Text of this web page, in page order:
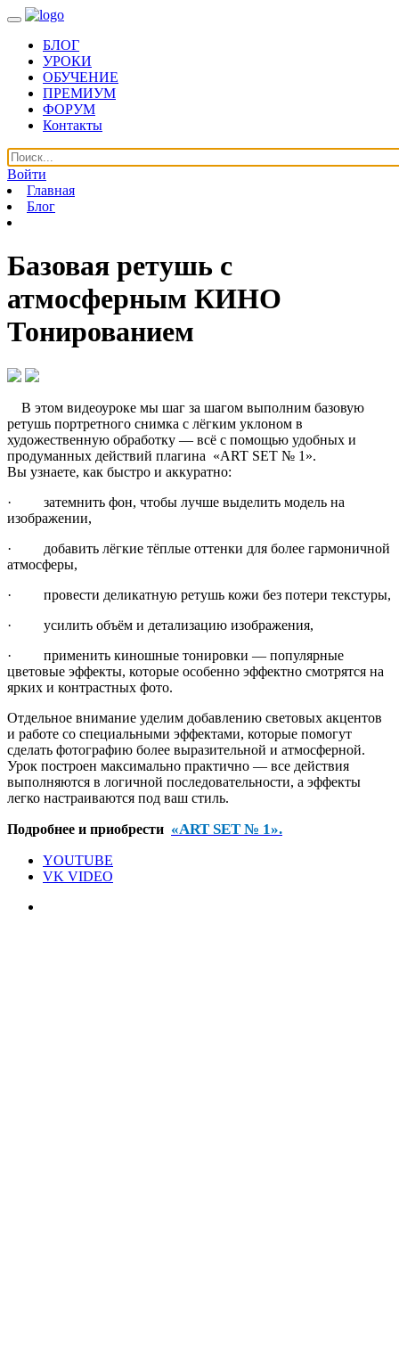
БЛОГ
УРОКИ
ОБУЧЕНИЕ
ПРЕМИУМ
ФОРУМ
Контакты
Войти
Главная
Блог
Базовая ретушь с
атмосферным КИНО
Тонированием
В этом видеоуроке мы шаг за шагом выполним базовую
ретушь портретного снимка с лёгким уклоном в
художественную обработку — всё с помощью удобных и
продуманных действий плагина «ART SET № 1».
Вы узнаете, как быстро и аккуратно:
· затемнить фон, чтобы лучше выделить модель на
изображении,
· добавить лёгкие тёплые оттенки для более гармоничной
атмосферы,
· провести деликатную ретушь кожи без потери текстуры,
· усилить объём и детализацию изображения,
· применить киношные тонировки — популярные
цветовые эффекты, которые особенно эффектно смотрятся на
ярких и контрастных фото.
Отдельное внимание уделим добавлению световых акцентов
и работе со специальными эффектами, которые помогут
сделать фотографию более выразительной и атмосферной.
Урок построен максимально практично — все действия
выполняются в логичной последовательности, а эффекты
легко настраиваются под ваш стиль.
Подробнее и приобрести «ART SET № 1».
YOUTUBE
VK VIDEO